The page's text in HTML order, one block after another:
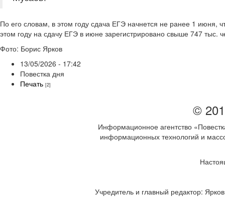
По его словам, в этом году сдача ЕГЭ начнется не ранее 1 июня,
этом году на сдачу ЕГЭ в июне зарегистрировано свыше 747 тыс.
Фото: Борис Ярков
13/05/2026 - 17:42
Повестка дня
Печать [2]
©
Информационное агентство
информационных технологий и
Учредитель и главный редактор: